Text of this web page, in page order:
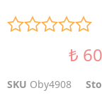
₺
SKU Oby4908